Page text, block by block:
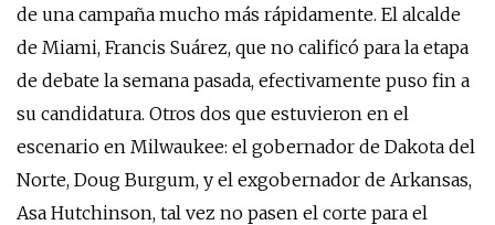
de una campaña mucho más rápidamente. El alcalde
de Miami, Francis Suárez, que no calificó para la etapa
de debate la semana pasada, efectivamente puso fin a
su candidatura. Otros dos que estuvieron en el
escenario en Milwaukee: el gobernador de Dakota del
Norte, Doug Burgum, y el exgobernador de Arkansas,
Asa Hutchinson, tal vez no pasen el corte para el